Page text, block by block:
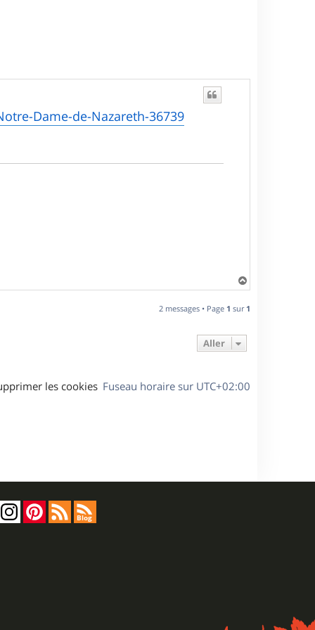
Dame-de-Nazareth-36739
a
t
2 messages • Page 1 sur 1
Aller
Fuseau horaire sur UTC+02:00
les cookies